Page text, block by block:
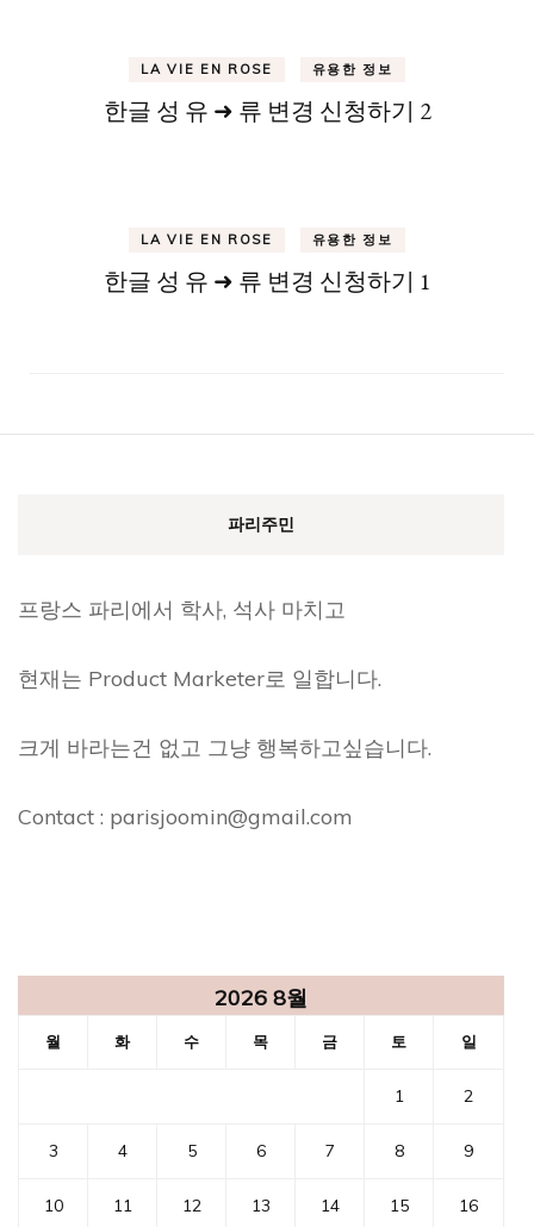
LA VIE EN ROSE 유용한 정보
한글 성 유 ➜ 류 변경 신청하기 2
LA VIE EN ROSE 유용한 정보
한글 성 유 ➜ 류 변경 신청하기 1
파리주민
프랑스 파리에서 학사, 석사 마치고
현재는 Product Marketer로 일합니다.
크게 바라는건 없고 그냥 행복하고싶습니다.
Contact : parisjoomin@gmail.com
2026 8월
월 화 수 목 금 토 일
1 2
3 4 5 6 7 8 9
10 11 12 13 14 15 16